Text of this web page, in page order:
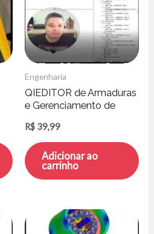
Engenharia
QIEDITOR de Armaduras
e Gerenciamento de
Engenharia
R$ 39,99
Adicionar ao
carrinho